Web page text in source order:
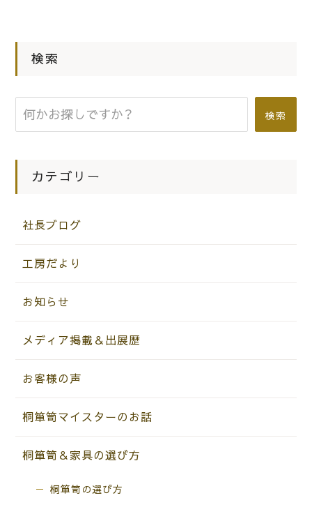
検索
検索
カテゴリー
社長ブログ
工房だより
お知らせ
メディア掲載＆出展歴
お客様の声
桐箪笥マイスターのお話
桐箪笥＆家具の選び方
桐箪笥の選び方